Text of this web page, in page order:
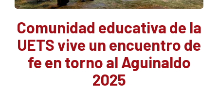
Comunidad educativa de la
UETS vive un encuentro de
fe en torno al Aguinaldo
2025